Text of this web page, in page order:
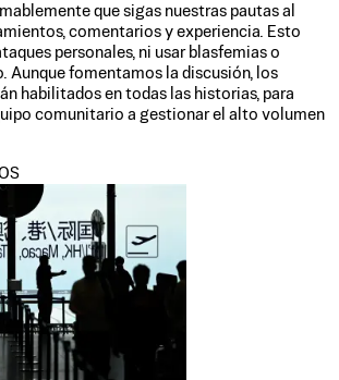
que sigas nuestras pautas al
comentarios y experiencia. Esto
personales, ni usar blasfemias o
Aunque fomentamos la discusión, los
habilitados en todas las historias, para
comunitario a gestionar el alto volumen